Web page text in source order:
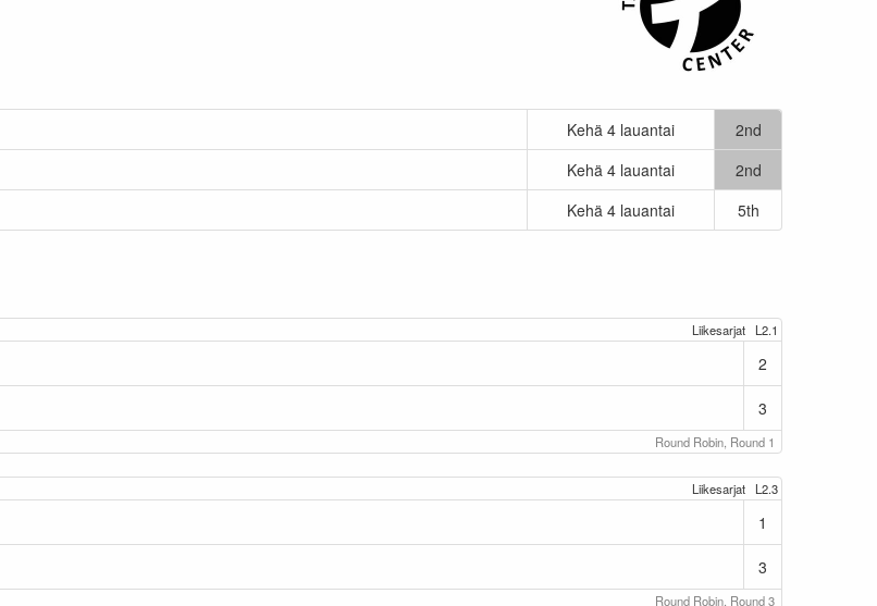
Kehä 4 lauantai
2nd
Kehä 4 lauantai
2nd
Kehä 4 lauantai 5th
Liikesarjat L2.1
2
3
Round Robin, Round 1
Liikesarjat L2.3
1
3
Round Robin, Round 3